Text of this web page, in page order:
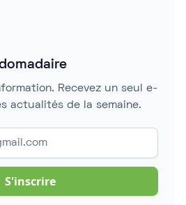
Recevez un seul e-
actualités de la semaine.